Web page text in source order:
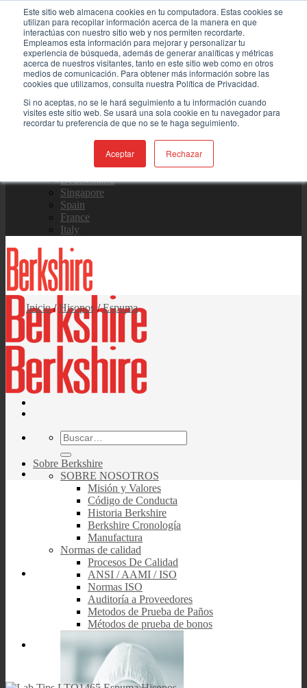
Este sitio web almacena cookies en tu computadora. Estas cookies se
utilizan para recopilar información acerca de la manera en que
interactúas con nuestro sitio web y nos permiten recordarte.
Empleamos esta información para mejorar y personalizar tu
experiencia de búsqueda, además de generar analíticas y métricas
acerca de nuestros visitantes, tanto en este sitio web como en otros
medios de comunicación. Para obtener más información sobre las
cookies que utilizamos, consulta nuestra Política de Privacidad.
Si no aceptas, no se le hará seguimiento a tu información cuando
visites este sitio web. Se usará una sola cookie en tu navegador para
recordar tu preferencia de que no se te haga seguimiento.
Aceptar Rechazar
Skip
content
Contáctenos
Equipo de Ventas
Global
US Site
Deutschland
Singapore
Spain
France
Italy
Buscar
por:
Sobre Berkshire
SOBRE NOSOTROS
Misión y Valores
Código de Conducta
Historia Berkshire
Berkshire Cronología
Manufactura
Normas de calidad
Procesos De Calidad
ANSI / AAMI / ISO
Normas ISO
Auditoría a Proveedores
Metodos de Prueba de Paños
Métodos de prueba de bonos
Inicio / Hisopos / Espuma